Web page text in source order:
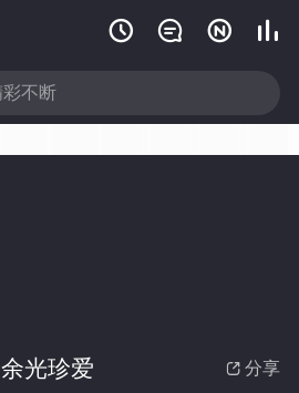
   
 分享
余光珍爱